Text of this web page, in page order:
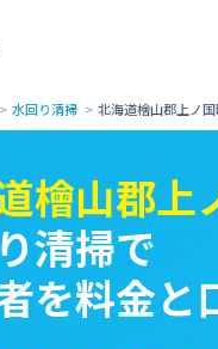
水回り清掃 北海道檜山郡上ノ
檜山郡上
清掃で
を料金と